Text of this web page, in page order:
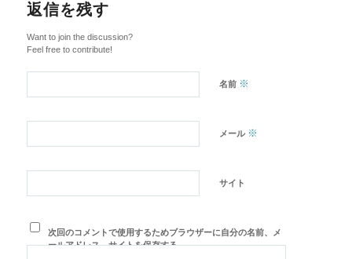
返信を残す
Want to join the discussion?
Feel free to contribute!
名前 ※
メール ※
サイト
次回のコメントで使用するためブラウザーに自分の名前、メ
ールアドレス、サイトを保存する。